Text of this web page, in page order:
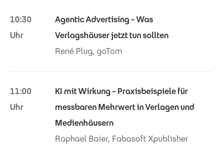
10:30
Uhr
Agentic Advertising – Was
Verlagshäuser jetzt tun sollten
René Plug, goTom
11:00
Uhr
KI mit Wirkung – Praxisbeispiele für
messbaren Mehrwert in Verlagen und
Medienhäusern
Raphael Baier, Fabasoft Xpublisher